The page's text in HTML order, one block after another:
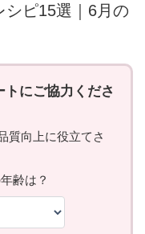
ピ15選｜6月の